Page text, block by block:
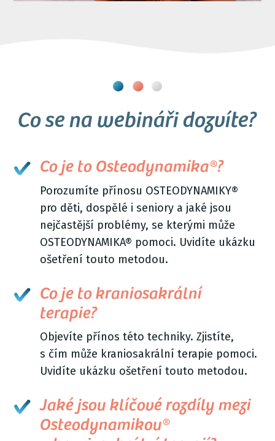
Co se na webináři dozvíte?
Co je to Osteodynamika®?
Porozumíte přínosu OSTEODYNAMIKY®
pro děti, dospělé i seniory a jaké jsou
nejčastější problémy, se kterými může
OSTEODYNAMIKA® pomoci. Uvidíte ukázku
ošetření touto metodou.
Co je to kraniosakrální
terapie?
Objevíte přínos této techniky. Zjistíte,
s čím může kraniosakrální terapie pomoci.
Uvidíte ukázku ošetření touto metodou.
Jaké jsou klíčové rozdíly mezi
Osteodynamikou®